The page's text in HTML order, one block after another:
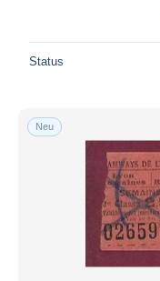
Status
Neu